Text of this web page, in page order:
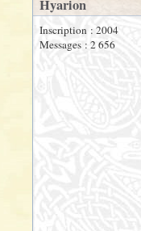
Hyarion
Inscription : 2004
Messages : 2 656